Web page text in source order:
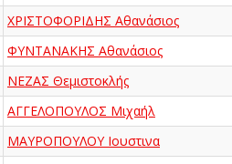
ΧΡΙΣΤΟΦΟΡΙΔΗΣ Αθανάσιος
ΦΥΝΤΑΝΑΚΗΣ Αθανάσιος
ΝΕΖΑΣ Θεμιστοκλής
ΑΓΓΕΛΟΠΟΥΛΟΣ Μιχαήλ
ΜΑΥΡΟΠΟΥΛΟΥ Ιουστινα